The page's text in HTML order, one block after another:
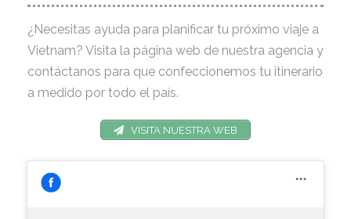
¿Necesitas ayuda para planificar tu próximo viaje a
Vietnam? Visita la página web de nuestra agencia y
contáctanos para que confeccionemos tu itinerario
a medido por todo el país.
VISITA NUESTRA WEB